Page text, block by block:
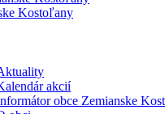
Kostoľany
akcií
obce Zemianske